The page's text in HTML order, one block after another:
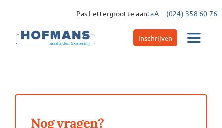
inhoud
Pas Lettergrootte aan:aA (024) 358 60 76
Inschrijven
Toggle
Nog vragen?